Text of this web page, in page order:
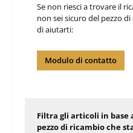
Se non riesci a trovare il
non sei sicuro del pezzo
di aiutarti:
Modulo di contatto
Filtra gli articoli in base
pezzo di ricambio che